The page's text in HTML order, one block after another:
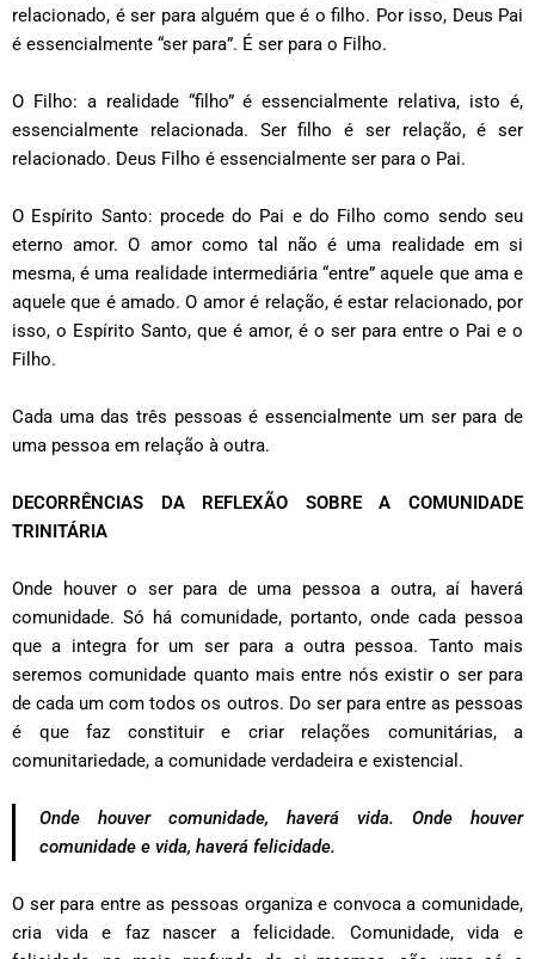
relacionado, é ser para alguém que é o filho. Por isso, Deus Pai
é essencialmente “ser para”. É ser para o Filho.
O Filho: a realidade “filho” é essencialmente relativa, isto é,
essencialmente relacionada. Ser filho é ser relação, é ser
relacionado. Deus Filho é essencialmente ser para o Pai.
O Espírito Santo: procede do Pai e do Filho como sendo seu
eterno amor. O amor como tal não é uma realidade em si
mesma, é uma realidade intermediária “entre” aquele que ama e
aquele que é amado. O amor é relação, é estar relacionado, por
isso, o Espírito Santo, que é amor, é o ser para entre o Pai e o
Filho.
Cada uma das três pessoas é essencialmente um ser para de
uma pessoa em relação à outra.
DECORRÊNCIAS DA REFLEXÃO SOBRE A COMUNIDADE
TRINITÁRIA
Onde houver o ser para de uma pessoa a outra, aí haverá
comunidade. Só há comunidade, portanto, onde cada pessoa
que a integra for um ser para a outra pessoa. Tanto mais
seremos comunidade quanto mais entre nós existir o ser para
de cada um com todos os outros. Do ser para entre as pessoas
é que faz constituir e criar relações comunitárias, a
comunitariedade, a comunidade verdadeira e existencial.
Onde houver comunidade, haverá vida. Onde houver
comunidade e vida, haverá felicidade.
O ser para entre as pessoas organiza e convoca a comunidade,
cria vida e faz nascer a felicidade. Comunidade, vida e